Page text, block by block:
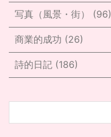
写真（風景・街） (96)
商業的成功 (26)
詩的日記 (186)